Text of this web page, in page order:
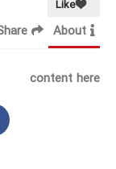
Like
content here